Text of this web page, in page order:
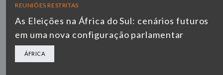
REUNIÕES RESTRITAS
As Eleições na África do Sul: cenários futuros
em uma nova configuração parlamentar
ÁFRICA